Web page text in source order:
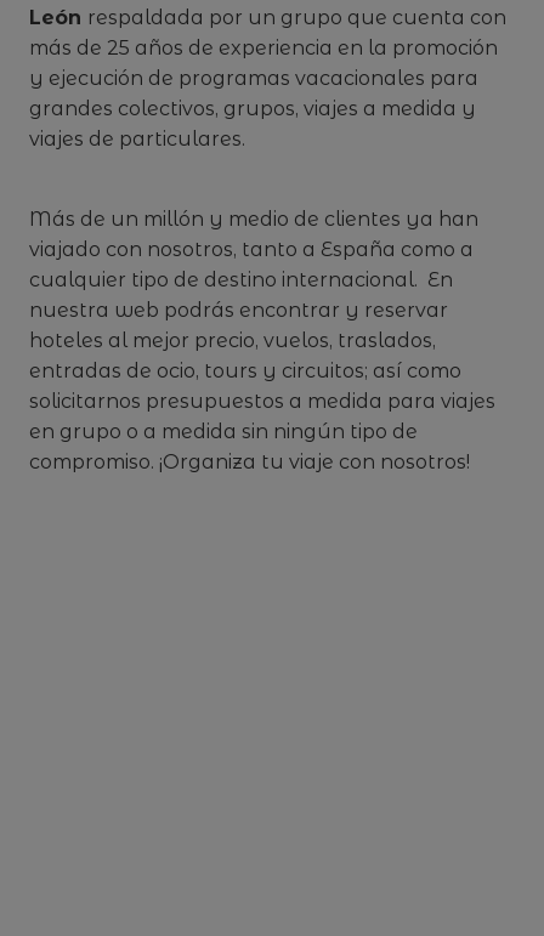
León respaldada por un grupo que cuenta con
más de 25 años de experiencia en la promoción
y ejecución de programas vacacionales para
grandes colectivos, grupos, viajes a medida y
viajes de particulares.
Más de un millón y medio de clientes ya han
viajado con nosotros, tanto a España como a
cualquier tipo de destino internacional. En
nuestra web podrás encontrar y reservar
hoteles al mejor precio, vuelos, traslados,
entradas de ocio, tours y circuitos; así como
solicitarnos presupuestos a medida para viajes
en grupo o a medida sin ningún tipo de
compromiso. ¡Organiza tu viaje con nosotros!